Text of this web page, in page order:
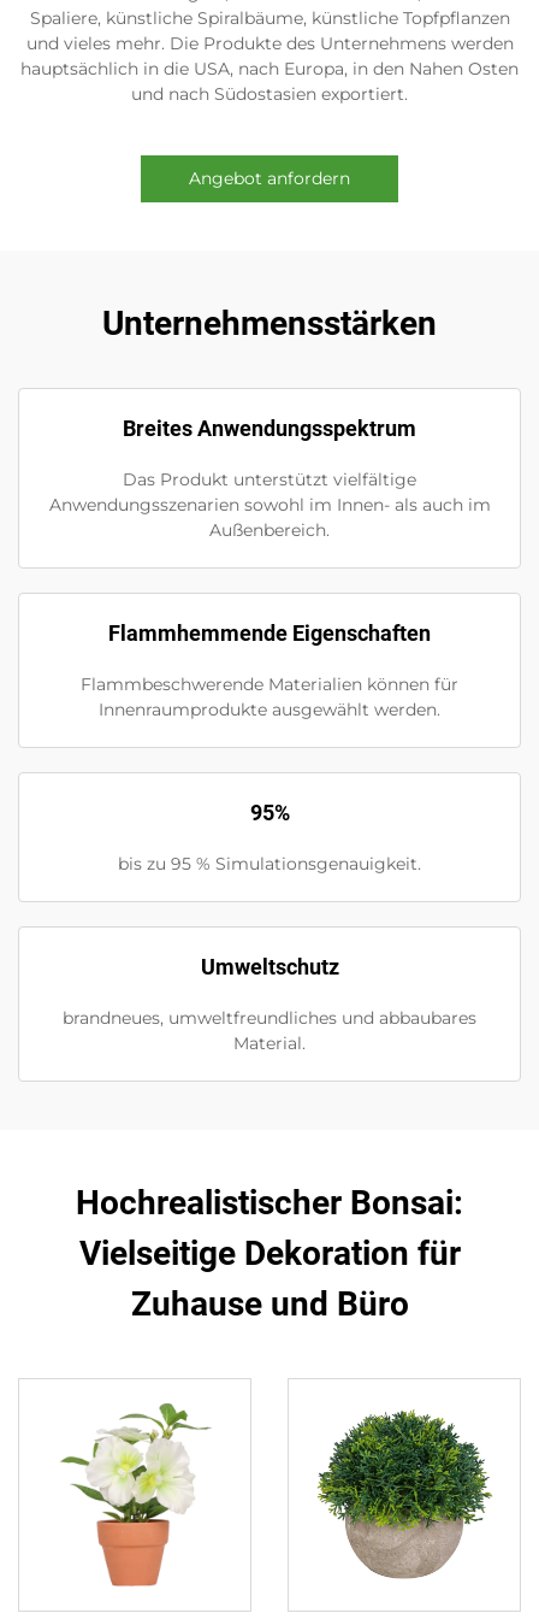
Spaliere, künstliche Spiralbäume, künstliche Topfpflanzen
und vieles mehr. Die Produkte des Unternehmens werden
hauptsächlich in die USA, nach Europa, in den Nahen Osten
und nach Südostasien exportiert.
Angebot anfordern
Unternehmensstärken
Breites Anwendungsspektrum
Das Produkt unterstützt vielfältige
Anwendungsszenarien sowohl im Innen- als auch im
Außenbereich.
Flammhemmende Eigenschaften
Flammbeschwerende Materialien können für
Innenraumprodukte ausgewählt werden.
95%
bis zu 95 % Simulationsgenauigkeit.
Umweltschutz
brandneues, umweltfreundliches und abbaubares
Material.
Hochrealistischer Bonsai:
Vielseitige Dekoration für
Zuhause und Büro